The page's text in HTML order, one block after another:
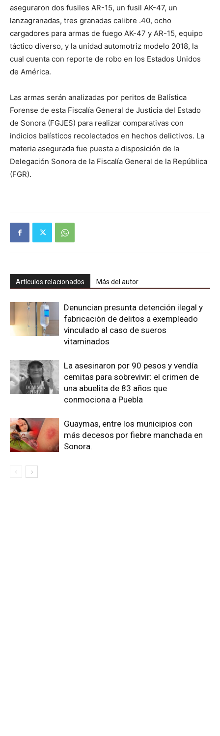
aseguraron dos fusiles AR-15, un fusil AK-47, un
lanzagranadas, tres granadas calibre .40, ocho
cargadores para armas de fuego AK-47 y AR-15, equipo
táctico diverso, y la unidad automotriz modelo 2018, la
cual cuenta con reporte de robo en los Estados Unidos
de América.
Las armas serán analizadas por peritos de Balística
Forense de esta Fiscalía General de Justicia del Estado
de Sonora (FGJES) para realizar comparativas con
indicios balísticos recolectados en hechos delictivos. La
materia asegurada fue puesta a disposición de la
Delegación Sonora de la Fiscalía General de la República
(FGR).
Artículos relacionados Más del autor
Denuncian presunta detención ilegal y
fabricación de delitos a exempleado
vinculado al caso de sueros
vitaminados
La asesinaron por 90 pesos y vendía
cemitas para sobrevivir: el crimen de
una abuelita de 83 años que
conmociona a Puebla
Guaymas, entre los municipios con
más decesos por fiebre manchada en
Sonora.